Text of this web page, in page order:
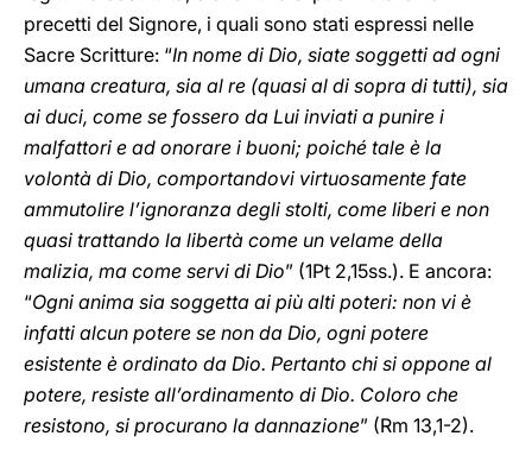
precetti del Signore, i quali sono stati espressi nelle
Sacre Scritture: “In nome di Dio, siate soggetti ad ogni
umana creatura, sia al re (quasi al di sopra di tutti), sia
ai duci, come se fossero da Lui inviati a punire i
malfattori e ad onorare i buoni; poiché tale è la
volontà di Dio, comportandovi virtuosamente fate
ammutolire l’ignoranza degli stolti, come liberi e non
quasi trattando la libertà come un velame della
malizia, ma come servi di Dio” (1Pt 2,15ss.). E ancora:
“Ogni anima sia soggetta ai più alti poteri: non vi è
infatti alcun potere se non da Dio, ogni potere
esistente è ordinato da Dio. Pertanto chi si oppone al
potere, resiste all’ordinamento di Dio. Coloro che
resistono, si procurano la dannazione” (Rm 13,1-2).